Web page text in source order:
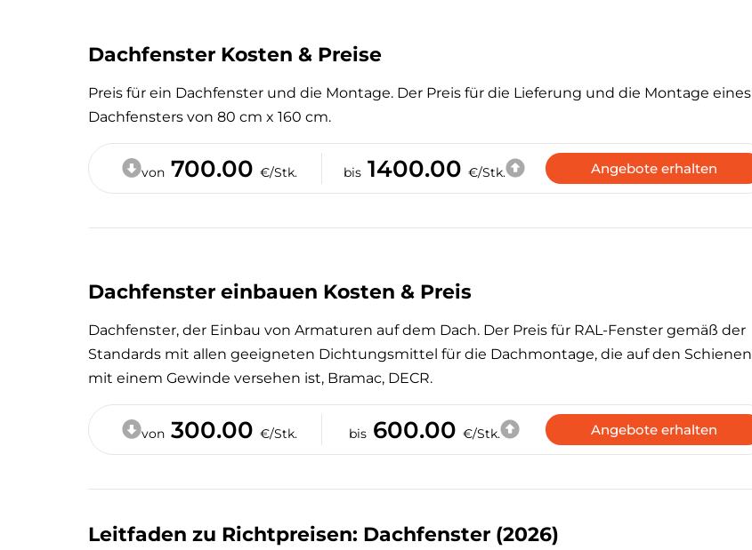
Dachfenster Kosten & Preise
Preis für ein Dachfenster und die Montage. Der Preis für die Lieferung und die Montage eines
Dachfensters von 80 cm x 160 cm.
von 700.00€/Stk. bis1400.00 €/Stk. Angebote erhalten
Dachfenster einbauen Kosten & Preis
Dachfenster, der Einbau von Armaturen auf dem Dach. Der Preis für RAL-Fenster gemäß der
Standards mit allen geeigneten Dichtungsmittel für die Dachmontage, die auf den Schienen
mit einem Gewinde versehen ist, Bramac, DECR.
von 300.00€/Stk. bis600.00 €/Stk. Angebote erhalten
Leitfaden zu Richtpreisen: Dachfenster (2026)